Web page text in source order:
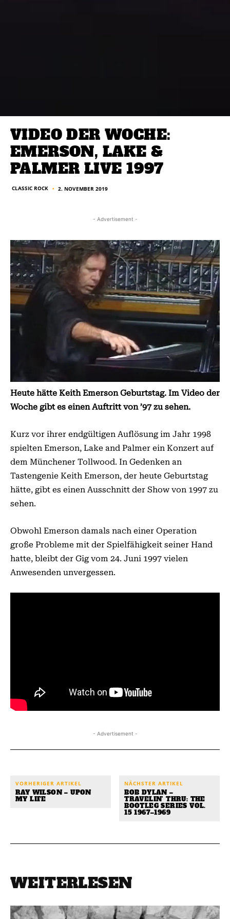
VIDEO DER WOCHE:
EMERSON, LAKE &
PALMER LIVE 1997
CLASSIC ROCK ■ 2. NOVEMBER 2019
- Advertisement -
Heute hätte Keith Emerson Geburtstag. Im Video der
Woche gibt es einen Auftritt von ’97 zu sehen.
Kurz vor ihrer endgültigen Auflösung im Jahr 1998
spielten Emerson, Lake and Palmer ein Konzert auf
dem Münchener Tollwood. In Gedenken an
Tastengenie Keith Emerson, der heute Geburtstag
hätte, gibt es einen Ausschnitt der Show von 1997 zu
sehen.
Obwohl Emerson damals nach einer Operation
große Probleme mit der Spielfähigkeit seiner Hand
hatte, bleibt der Gig vom 24. Juni 1997 vielen
Anwesenden unvergessen.
- Advertisement -
VORHERIGER ARTIKEL
RAY WILSON – UPON
MY LIFE
NÄCHSTER ARTIKEL
BOB DYLAN –
TRAVELIN’ THRU: THE
BOOTLEG SERIES VOL.
15 1967–1969
WEITERLESEN